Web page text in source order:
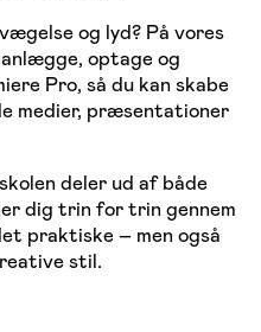
og lyd? På vores
optage og
Pro, så du kan skabe
medier, præsentationer
deler ud af både
dig trin for trin gennem
praktiske – men også
stil.